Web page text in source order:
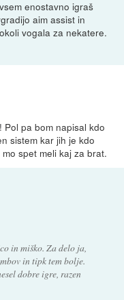
enostavno igraš
aim assist in
vogala za nekatere.
! Pol pa bom napisal kdo
sistem kar jih je kdo
spet meli kaj za brat.
in miško. Za delo ja,
in tipk tem bolje.
dobre igre, razen